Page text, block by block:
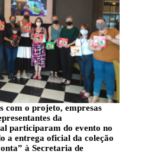
com o projeto, empresas
da
participaram do evento no
a entrega oficial da coleção
à Secretaria de